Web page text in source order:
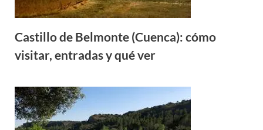
Castillo de Belmonte (Cuenca): cómo
visitar, entradas y qué ver